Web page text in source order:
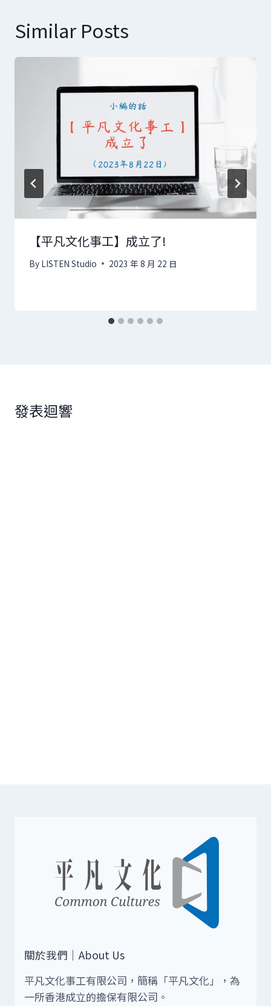
Similar Posts
【平凡文化事工】成立了!
By LISTEN Studio 2023 年 8 月 22 日
發表迴響
關於我們｜About Us
平凡文化事工有限公司，簡稱「平凡文化」，為
一所香港成立的擔保有限公司。